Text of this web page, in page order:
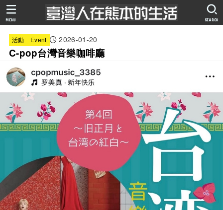
SEARCH
MENU
活動 Event 2026-01-20
C-pop台灣音樂咖啡廳